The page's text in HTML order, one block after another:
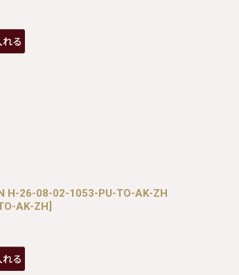
る
H-26-08-02-1053-PU-TO-AK-ZH
AK-ZH]
る